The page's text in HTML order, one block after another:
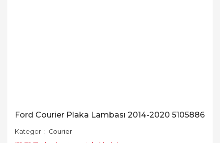
Ford Courier Plaka Lambası 2014-2020 5105886
Kategori
Courier